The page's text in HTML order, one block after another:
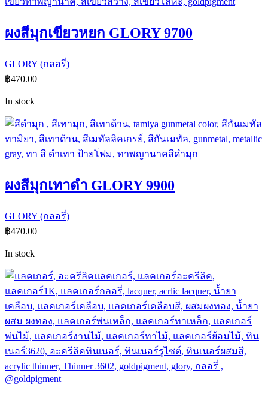
ผงสีมุกเขียวหยก GLORY 9700
GLORY (กลอรี่)
฿470.00
In stock
ผงสีมุกเทาดำ GLORY 9900
GLORY (กลอรี่)
฿470.00
In stock